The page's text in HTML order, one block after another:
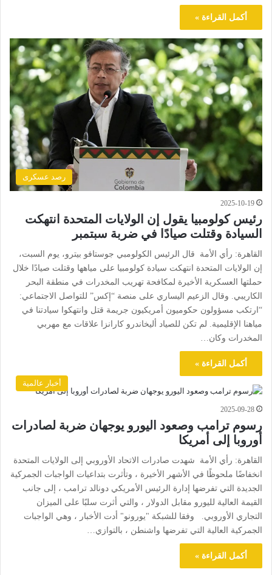
أكمل القراءة »
رصد عسكرى
2025-10-19
رئيس كولومبيا يقول إن الولايات المتحدة انتهكت
السيادة وقتلت صيادًا في ضربة سبتمبر
القاهرة: رأي الأمة قال الرئيس الكولومبي جوستافو بيترو، يوم السبت،
إن الولايات المتحدة انتهكت سيادة كولومبيا على مياهها وقتلت صيادًا خلال
حملتها العسكرية الأخيرة لمكافحة تهريب المخدرات في منطقة البحر
الكاريبي. وقال الزعيم اليساري على منصة “إكس” للتواصل الاجتماعي:
“ارتكب مسؤولون حكوميون أمريكيون جريمة قتل وانتهكوا سيادتنا في
مياهنا الإقليمية. لم تكن للصياد أليخاندرو كارانزا علاقات مع مهربي
المخدرات وكان…
أكمل القراءة »
أخبار عالمية
2025-09-28
رسوم ترامب وصعود اليورو يوجهان ضربة لصادرات
أوروبا إلى أمريكا
القاهرة: رأي الأمة شهدت صادرات الاتحاد الأوروبي إلى الولايات المتحدة
انخفاضًا ملحوظًا في الأشهر الأخيرة ، وتأثرت بتداعيات الواجبات الجمركية
الجديدة التي تفرضها إدارة الرئيس الأمريكي دونالد ترامب ، إلى جانب
القيمة العالية لليورو مقابل الدولار ، والتي أثرت سلبًا على الميزان
التجاري الأوروبي. وفقا للشبكة "يورونو" أدت الأخبار ، وهي الواجبات
الجمركية العالية التي تفرضها واشنطن ، بالتوازي…
أكمل القراءة »